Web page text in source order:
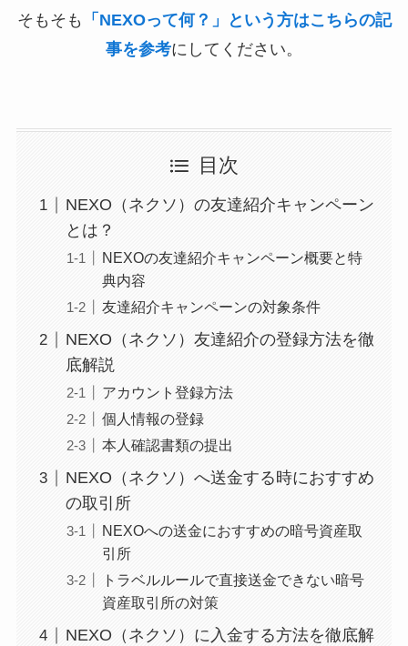
そもそも
「NEXOって何？」という方はこちらの記
事を参考にしてください。
目次
NEXO（ネクソ）の友達紹介キャンペーン
とは？
NEXOの友達紹介キャンペーン概要と特
典内容
友達紹介キャンペーンの対象条件
NEXO（ネクソ）友達紹介の登録方法を徹
底解説
アカウント登録方法
個人情報の登録
本人確認書類の提出
NEXO（ネクソ）へ送金する時におすすめ
の取引所
NEXOへの送金におすすめの暗号資産取
引所
トラベルルールで直接送金できない暗号
資産取引所の対策
NEXO（ネクソ）に入金する方法を徹底解